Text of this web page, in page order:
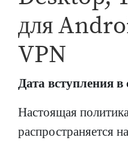
для
VPN
Дата вступления в
Настоящая
распространяется